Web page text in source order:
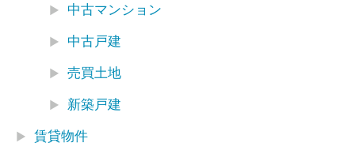
中古マンション
中古戸建
売買土地
新築戸建
賃貸物件